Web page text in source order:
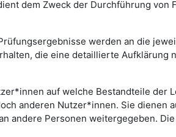
dem Zweck der Durchführung von
werden an die
die eine detaillierte Aufklärung
auf welche Bestandteile der
anderen Nutzer*innen. Sie dienen
andere Personen weitergegeben.